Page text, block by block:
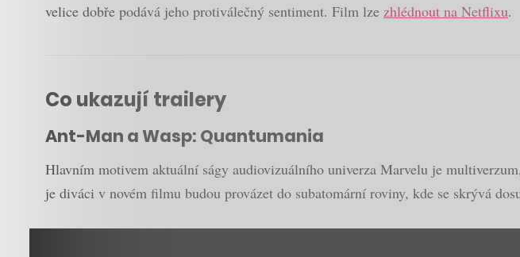
velice dobře podává jeho protiválečný sentiment. Film lze zhlédnout na Netflixu.
Co ukazují trailery
Ant-Man a Wasp: Quantumania
Hlavním motivem aktuální ságy audiovizuálního univerza Marvelu je
je diváci v novém filmu budou provázet do subatomární roviny, kde se skrývá